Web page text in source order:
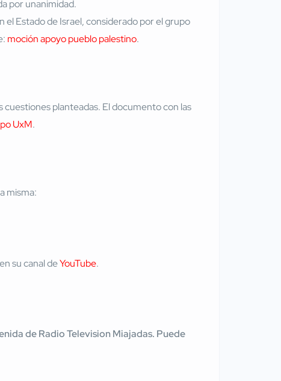
por unanimidad.
el Estado de Israel, considerado por el grupo
moción apoyo pueblo palestino.
planteadas. El documento con las
UxM.
misma:
su canal deYouTube.
de Radio Television Miajadas. Puede